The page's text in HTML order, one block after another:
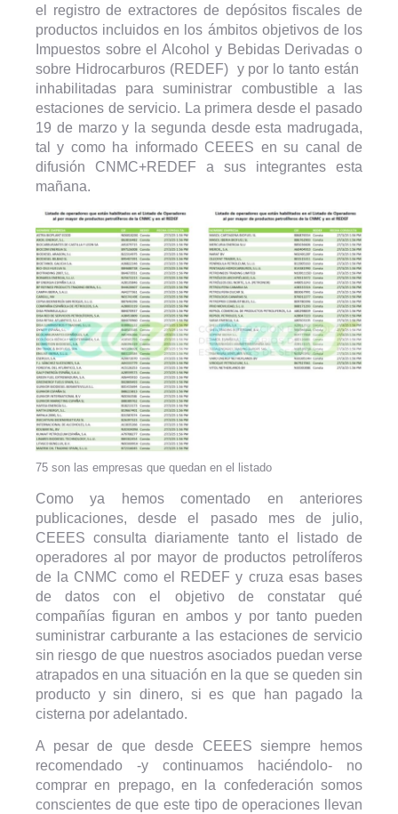
el registro de extractores de depósitos fiscales de
productos incluidos en los ámbitos objetivos de los
Impuestos sobre el Alcohol y Bebidas Derivadas o
sobre Hidrocarburos (REDEF) y por lo tanto están
inhabilitadas para suministrar combustible a las
estaciones de servicio. La primera desde el pasado
19 de marzo y la segunda desde esta madrugada,
tal y como ha informado CEEES en su canal de
difusión CNMC+REDEF a sus integrantes esta
mañana.
75 son las empresas que quedan en el listado
Como ya hemos comentado en anteriores
publicaciones, desde el pasado mes de julio,
CEEES consulta diariamente tanto el listado de
operadores al por mayor de productos petrolíferos
de la CNMC como el REDEF y cruza esas bases
de datos con el objetivo de constatar qué
compañías figuran en ambos y por tanto pueden
suministrar carburante a las estaciones de servicio
sin riesgo de que nuestros asociados puedan verse
atrapados en una situación en la que se queden sin
producto y sin dinero, si es que han pagado la
cisterna por adelantado.
A pesar de que desde CEEES siempre hemos
recomendado -y continuamos haciéndolo- no
comprar en prepago, en la confederación somos
conscientes de que este tipo de operaciones llevan